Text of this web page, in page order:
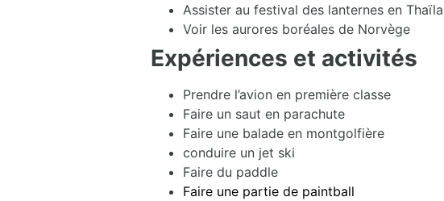
Assister au festival des lanternes en
Voir les aurores boréales de Norvège
Expériences et activités
Prendre l’avion en première classe
Faire un saut en parachute
Faire une balade en montgolfière
conduire un jet ski
Faire du paddle
Faire une partie de paintball